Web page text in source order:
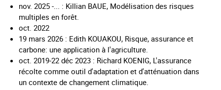
nov. 2025 -... : Killian BAUE, Modélisation des risques
multiples en forêt.
oct. 2022
19 mars 2026 : Edith KOUAKOU, Risque, assurance et
carbone: une application à l'agriculture.
oct. 2019-22 déc 2023 : Richard KOENIG, L'assurance
récolte comme outil d'adaptation et d'atténuation dans
un contexte de changement climatique.